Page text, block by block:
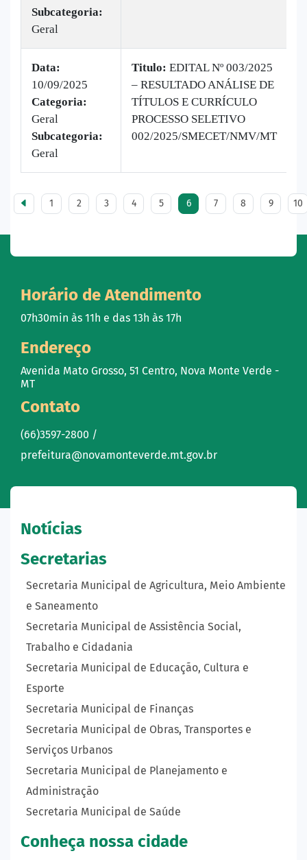
Subcategoria:
Geral
Data:
10/09/2025
Categoria:
Geral
Subcategoria:
Geral
Titulo: EDITAL Nº 003/2025
– RESULTADO ANÁLISE DE
TÍTULOS E CURRÍCULO
PROCESSO SELETIVO
002/2025/SMECET/NMV/MT
1 2 3 4 5 6 7 8 9 10
Horário de Atendimento
07h30min às 11h e das 13h às 17h
Endereço
Avenida Mato Grosso, 51 Centro, Nova Monte Verde -
MT
Contato
(66)3597-2800 /
prefeitura@novamonteverde.mt.gov.br
Notícias
Secretarias
Secretaria Municipal de Agricultura, Meio Ambiente
e Saneamento
Secretaria Municipal de Assistência Social,
Trabalho e Cidadania
Secretaria Municipal de Educação, Cultura e
Esporte
Secretaria Municipal de Finanças
Secretaria Municipal de Obras, Transportes e
Serviços Urbanos
Secretaria Municipal de Planejamento e
Administração
Secretaria Municipal de Saúde
Conheça nossa cidade